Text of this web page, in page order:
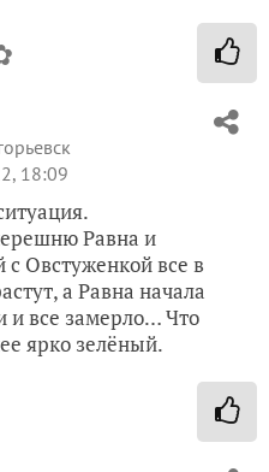
18:09
Равна и
с Овстуженкой все в
а Равна начала
и все замерло… Что
ярко зелёный.